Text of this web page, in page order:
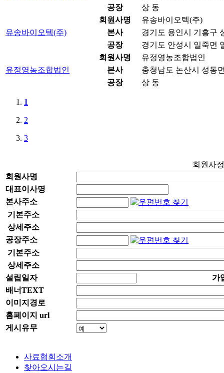
공장
상 동
유송바이오텍(주)
회원사명
유송바이오텍(주)
본사
경기도 용인시 기흥구
공장
경기도 안성시 일죽면
유정영농조합법인
회원사명
유정영농조합법인
본사
충청남도 논산시 성동
공장
상 동
1
2
3
회원사
회원사명
대표이사명
본사주소
기본주소
상세주소
공장주소
기본주소
상세주소
설립일자
가
배너TEXT
이미지경로
홈페이지 url
게시유무
사료협회소개
찾아오시는길